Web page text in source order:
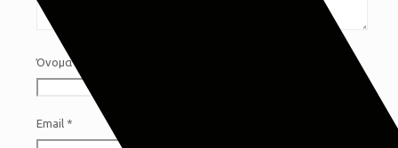
Όνομα
Email *